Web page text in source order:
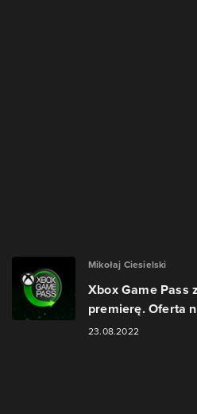
Mikołaj Ciesielski
Xbox Game Pass
premierę. Oferta
23.08.2022